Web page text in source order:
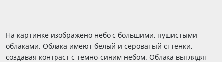
На картинке изображено небо с большими, пушистыми
облаками. Облака имеют белый и сероватый оттенки,
создавая контраст с темно-синим небом. Облака выглядят